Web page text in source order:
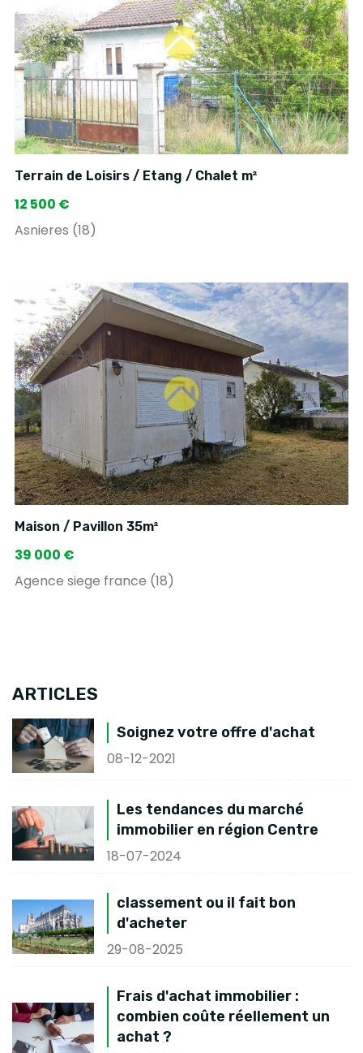
Terrain de Loisirs / Etang / Chalet m²
12 500 €
Asnieres (18)
Maison / Pavillon 35m²
39 000 €
Agence siege france (18)
ARTICLES
Soignez votre offre d'achat
08-12-2021
Les tendances du marché
immobilier en région Centre
18-07-2024
classement ou il fait bon
d'acheter
29-08-2025
Frais d'achat immobilier :
combien coûte réellement un
achat ?